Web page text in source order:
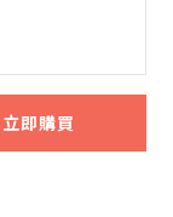
立即購買